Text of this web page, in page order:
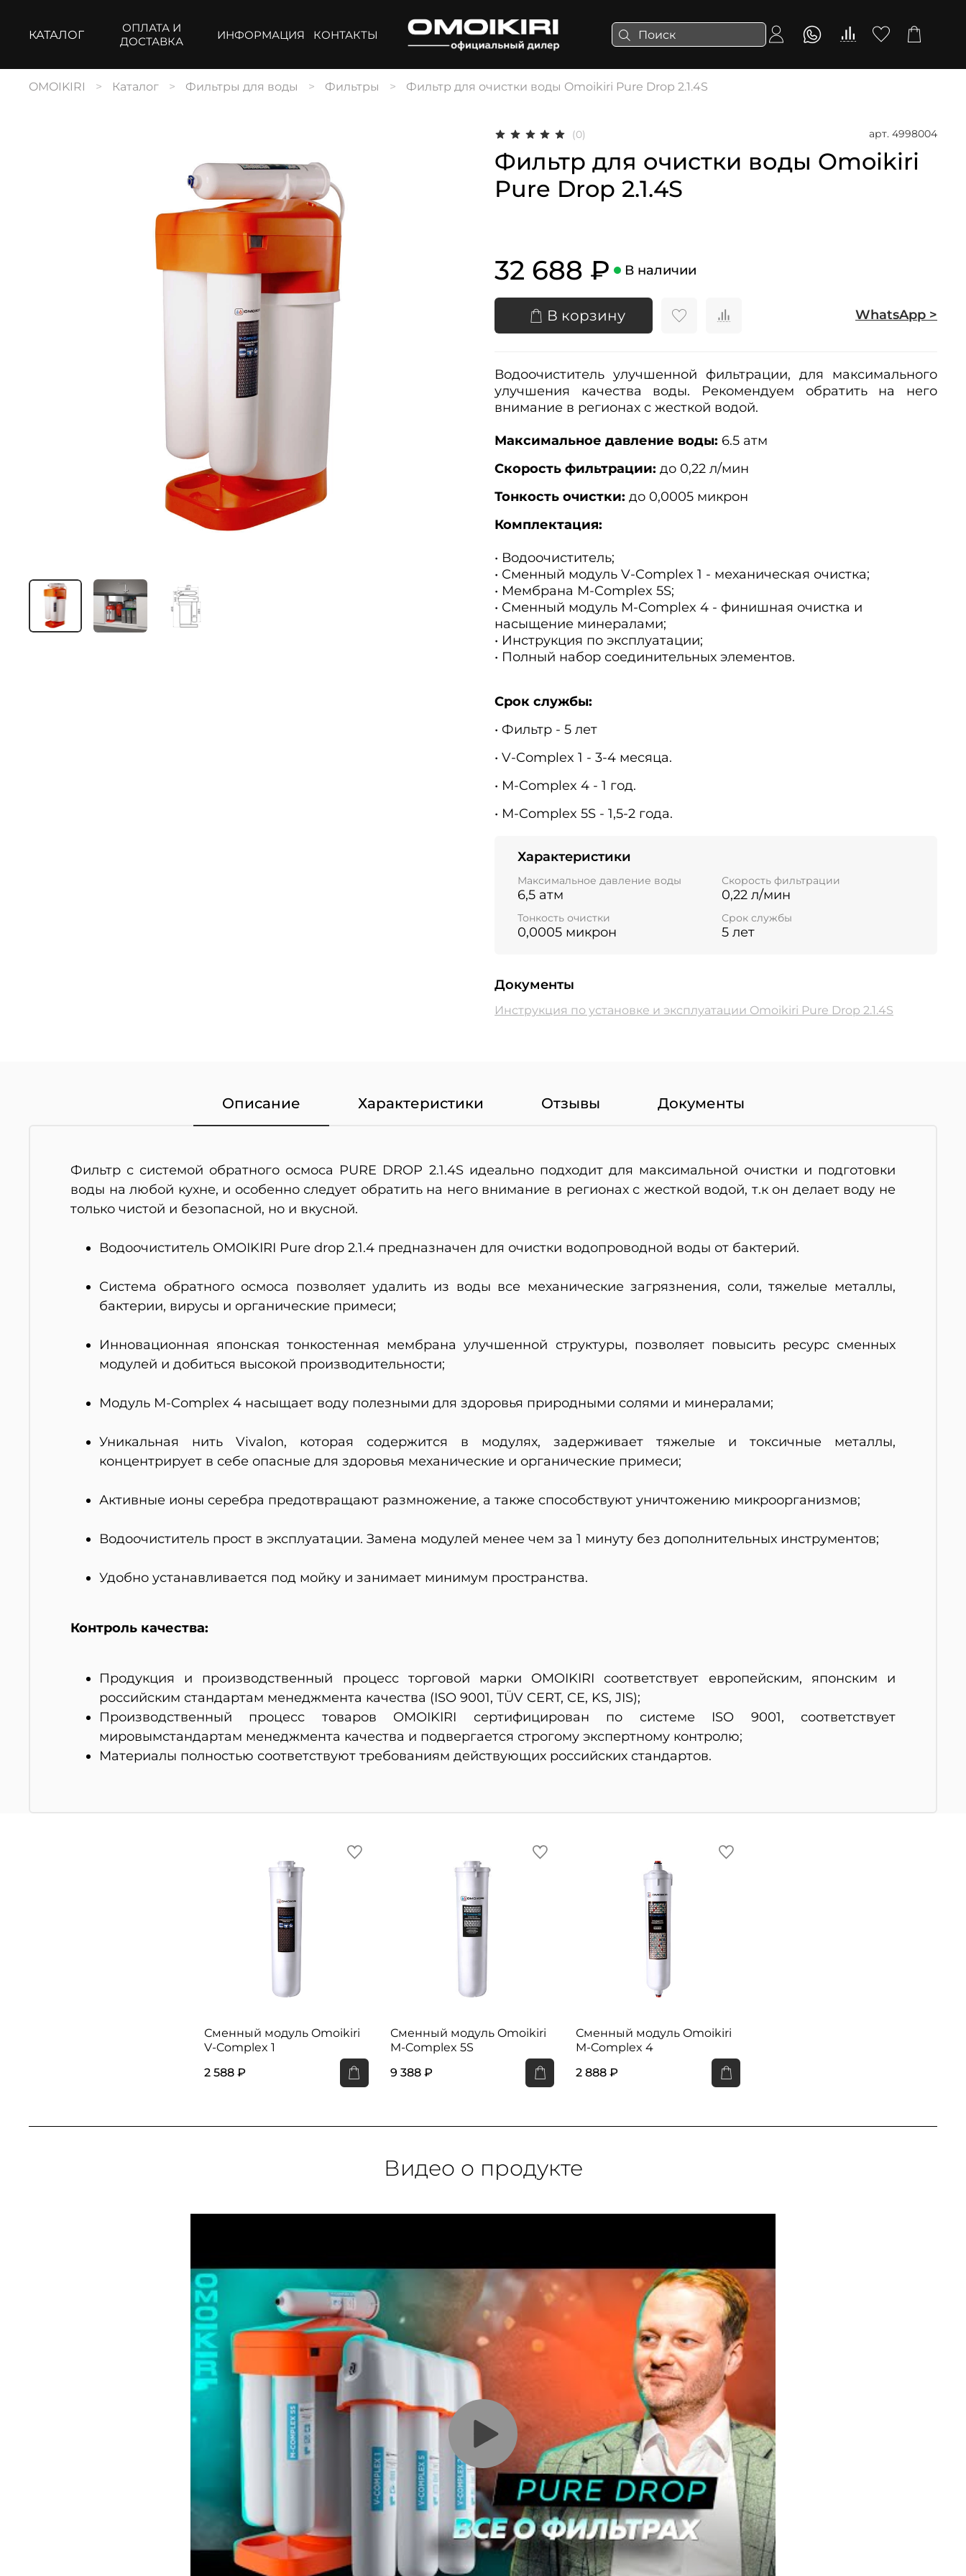
КАТАЛОГ
ОПЛАТА И
ДОСТАВКА
ИНФОРМАЦИЯ КОНТАКТЫ
OMOIKIRI Каталог Фильтры для воды Фильтры Фильтр для очистки воды Omoikiri Pure Drop 2.1.4S
(0) арт. 4998004
Фильтр для очистки воды Omoikiri
Pure Drop 2.1.4S
32 688 ₽ В наличии
В корзину WhatsApp >
Водоочиститель улучшенной фильтрации, для максимального
улучшения качества воды. Рекомендуем обратить на него
внимание в регионах с жесткой водой.
Максимальное давление воды: 6.5 атм
Скорость фильтрации: до 0,22 л/мин
Тонкость очистки: до 0,0005 микрон
Комплектация:
• Водоочиститель;
• Сменный модуль V-Complex 1 - механическая очистка;
• Мембрана М-Complex 5S;
• Сменный модуль М-Complex 4 - финишная очистка и
насыщение минералами;
• Инструкция по эксплуатации;
• Полный набор соединительных элементов.
Срок службы:
• Фильтр - 5 лет
• V-Complex 1 - 3-4 месяца.
• М-Complex 4 - 1 год.
• М-Complex 5S - 1,5-2 года.
Характеристики
Максимальное давление воды
6,5 атм
Скорость фильтрации
0,22 л/мин
Тонкость очистки
0,0005 микрон
Срок службы
5 лет
Документы
Инструкция по установке и эксплуатации Omoikiri Pure Drop 2.1.4S
Описание Характеристики Отзывы Документы
Фильтр с системой обратного осмоса PURE DROP 2.1.4S идеально подходит для максимальной очистки и подготовки
воды на любой кухне, и особенно следует обратить на него внимание в регионах с жесткой водой, т.к он делает воду не
только чистой и безопасной, но и вкусной.
Водоочиститель OMOIKIRI Pure drop 2.1.4 предназначен для очистки водопроводной воды от бактерий.
Система обратного осмоса позволяет удалить из воды все механические загрязнения, соли, тяжелые металлы,
бактерии, вирусы и органические примеси;
Инновационная японская тонкостенная мембрана улучшенной структуры, позволяет повысить ресурс сменных
модулей и добиться высокой производительности;
Модуль М-Complex 4 насыщает воду полезными для здоровья природными солями и минералами;
Уникальная нить Vivalon, которая содержится в модулях, задерживает тяжелые и токсичные металлы,
концентрирует в себе опасные для здоровья механические и органические примеси;
Активные ионы серебра предотвращают размножение, а также способствуют уничтожению микроорганизмов;
Водоочиститель прост в эксплуатации. Замена модулей менее чем за 1 минуту без дополнительных инструментов;
Удобно устанавливается под мойку и занимает минимум пространства.
Контроль качества:
Продукция и производственный процесс торговой марки OMOIKIRI соответствует европейским, японским и
российским стандартам менеджмента качества (ISO 9001, TÜV CERT, CE, KS, JIS);
Производственный процесс товаров OMOIKIRI сертифицирован по системе ISO 9001, соответствует
мировымстандартам менеджмента качества и подвергается строгому экспертному контролю;
Материалы полностью соответствуют требованиям действующих российских стандартов.
Сменный модуль Omoikiri
V-Complex 1
2 588 ₽
Сменный модуль Omoikiri
M-Complex 5S
9 388 ₽
Сменный модуль Omoikiri
M-Complex 4
2 888 ₽
Видео о продукте